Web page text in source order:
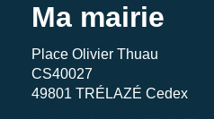
Ma mairie
Place Olivier Thuau
CS40027
49801 TRÉLAZÉ Cedex